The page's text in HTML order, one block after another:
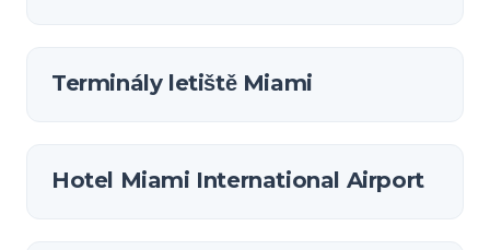
Terminály letiště Miami
Hotel Miami International Airport